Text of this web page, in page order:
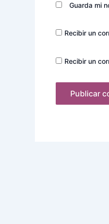
Guarda mi
Recibir un
Recibir un